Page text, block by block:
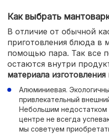
Как выбрать
В отличие от обычной
приготовления блюда в
помощью пара. Так все
остаются внутри
материала
Алюминиевая.
привлекательный
Небольшим недостатком
центре не всегда
мы советуем